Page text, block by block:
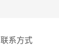
联系方式